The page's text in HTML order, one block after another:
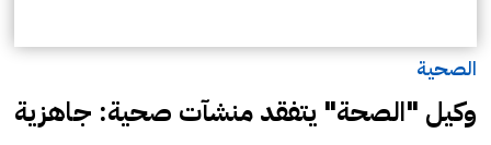
الصحية
وكيل "الصحة" يتفقد منشآت صحية: جاهزية